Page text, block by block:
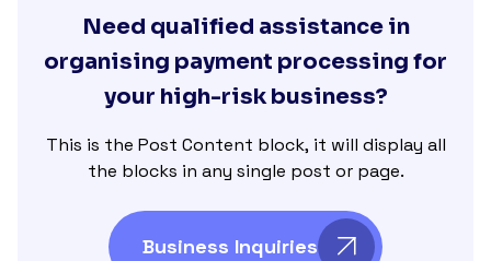
Need qualified assistance in
organising payment processing for
your high-risk business?
This is the Post Content block, it will display all
the blocks in any single post or page.
Business Inquiries